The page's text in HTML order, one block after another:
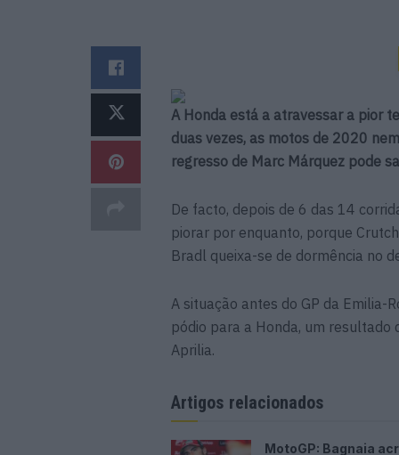
A Honda está a atravessar a pior
duas vezes, as motos de 2020
regresso de Marc Márquez pode
De facto, depois de 6 das 14
piorar por enquanto, porque
Bradl queixa-se de dormência no
A situação antes do GP da Emilia-
pódio para a Honda, um
Aprilia.
Artigos relacionados
MotoGP: Bagnaia